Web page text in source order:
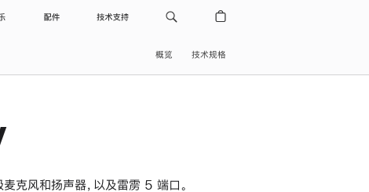
配件 技术支持
概览 技术规格
风和扬声器，以及雷雳 5 端口。